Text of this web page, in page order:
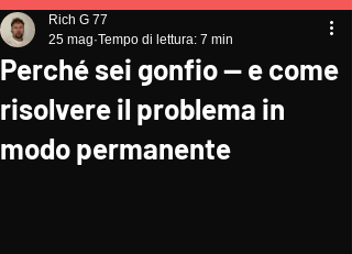
Perché sei gonfio — e come
risolvere il problema in
modo permanente
Rich G 77
25 mag Tempo di lettura: 7 min